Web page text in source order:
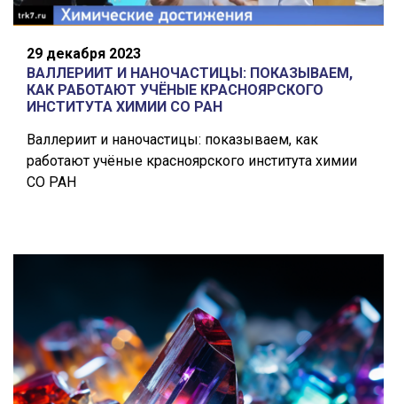
29 декабря 2023
ВАЛЛЕРИИТ И НАНОЧАСТИЦЫ: ПОКАЗЫВАЕМ,
КАК РАБОТАЮТ УЧЁНЫЕ КРАСНОЯРСКОГО
ИНСТИТУТА ХИМИИ СО РАН
Валлериит и наночастицы: показываем, как
работают учёные красноярского института химии
СО РАН